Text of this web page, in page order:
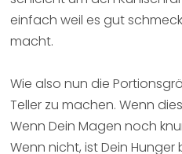
einfach weil es gut
macht.
Wie also nun die
Teller zu machen. Wenn
Wenn Dein Magen noch
Wenn nicht, ist Dein